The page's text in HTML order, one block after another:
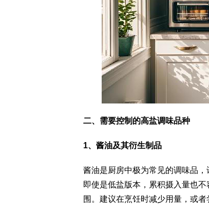
二、需要控制的高盐调味品种
1、酱油及其衍生制品
酱油是厨房中极为常见的调味品
即使是低盐版本，累积摄入量也
围。建议在烹饪时减少用量，或